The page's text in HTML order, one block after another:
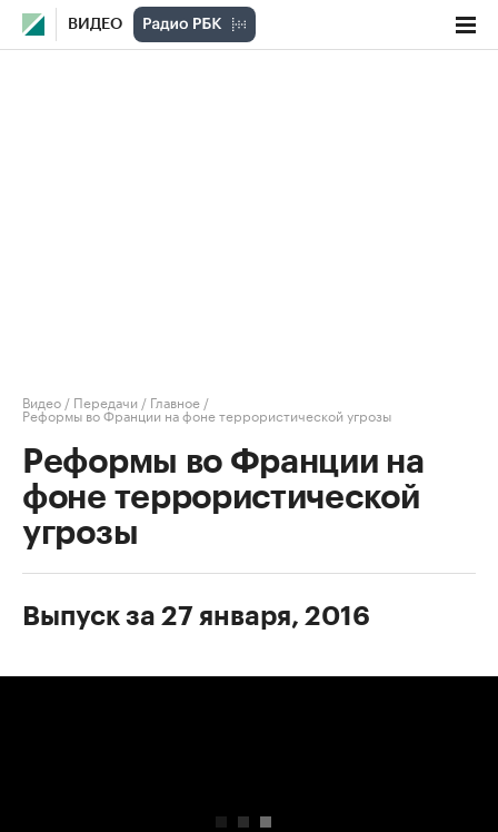
ВИДЕО
Видео / Передачи / Главное /
Реформы во Франции на фоне террористической угрозы
Реформы во Франции на
фоне террористической
угрозы
Выпуск за 27 января, 2016